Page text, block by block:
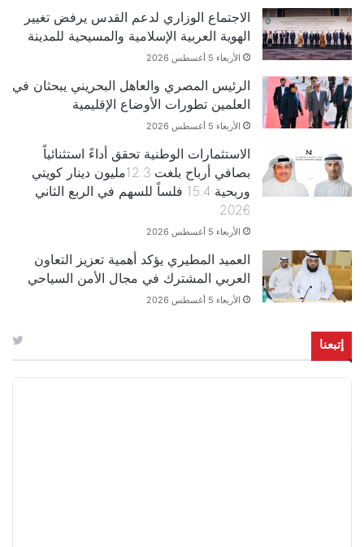
الاجتماع الوزاري لدعم القدس يرفض تغيير
الهوية العربية الإسلامية والمسيحية للمدينة
الأربعاء 5 أغسطس 2026
الرئيس المصري والعاهل البحريني يبحثان في
العلمين تطورات الأوضاع الإقليمية
الأربعاء 5 أغسطس 2026
الاستثمارات الوطنية تحقق أداءً استثنائياً
بصافي أرباح بلغت 12.3مليون دينار كويتي
وربحية 15.4 فلساً للسهم في الربع الثاني
2026
الأربعاء 5 أغسطس 2026
العميد المطيري يؤكد أهمية تعزيز التعاون
العربي المشترك في مجال الأمن السياحي
الأربعاء 5 أغسطس 2026
إتبعنا